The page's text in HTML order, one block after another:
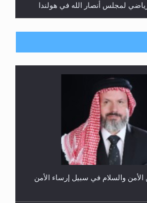
لمجلس أنصار الله في هولندا
الكريم لثلاثة طلاب من مدرسة الحفظ
والسلام في سبيل إرساء الأمن